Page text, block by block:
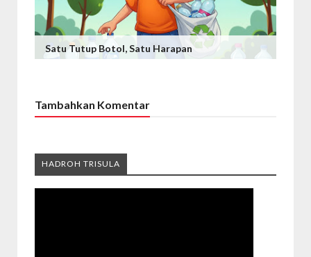
Satu Tutup Botol, Satu Harapan
Tambahkan Komentar
HADROH TRISULA